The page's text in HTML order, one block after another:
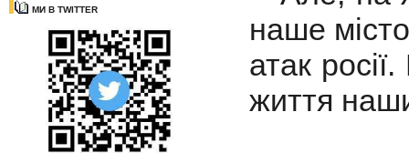
МИ В TWITTER
наше
атак
життя